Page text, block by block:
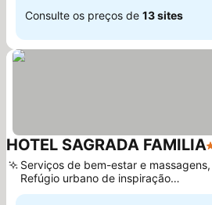
Consulte os preços de 13 sites
HOTEL SAGRADA FAMILIA
Serviços de bem-estar e massagens,
Refúgio urbano de inspiração
modernista